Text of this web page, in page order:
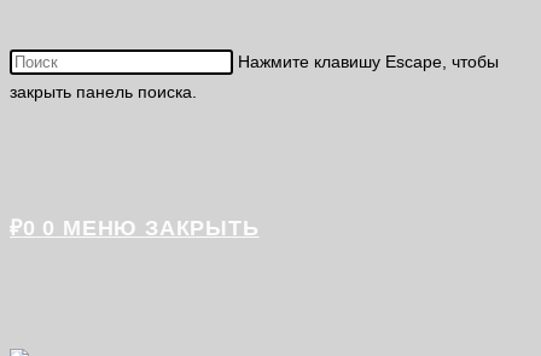
Нажмите клавишу Escape, чтобы
закрыть панель поиска.
₽0 0 МЕНЮ ЗАКРЫТЬ